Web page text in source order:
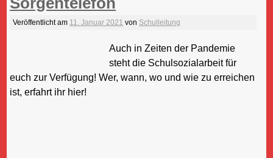
Veröffentlicht am 11. Januar 2021 von Schulleitung
Auch in Zeiten der Pandemie
steht die Schulsozialarbeit für
euch zur Verfügung! Wer, wann, wo und wie zu erreichen
ist, erfahrt ihr hier!